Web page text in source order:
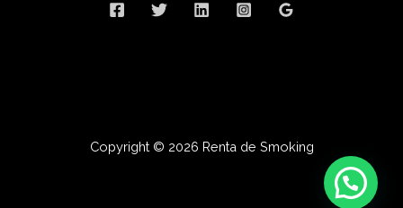
Copyright © 2026 Renta de Smoking